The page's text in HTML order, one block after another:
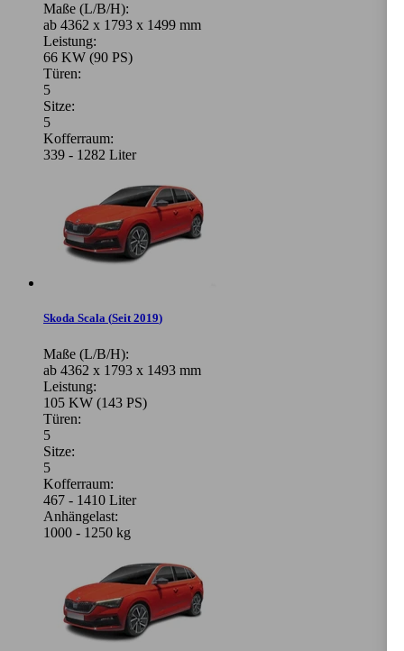
Maße (L/B/H):
ab 4362 x 1793 x 1499 mm
Leistung:
66 KW (90 PS)
Türen:
5
Sitze:
5
Kofferraum:
339 - 1282 Liter
Skoda Scala (Seit 2019)
Maße (L/B/H):
ab 4362 x 1793 x 1493 mm
Leistung:
105 KW (143 PS)
Türen:
5
Sitze:
5
Kofferraum:
467 - 1410 Liter
Anhängelast:
1000 - 1250 kg